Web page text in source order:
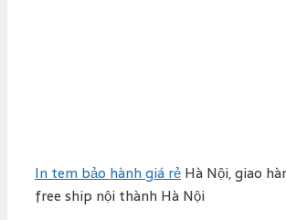
In tem bảo hành giá rẻ Hà Nội, giao
free ship nội thành Hà Nội